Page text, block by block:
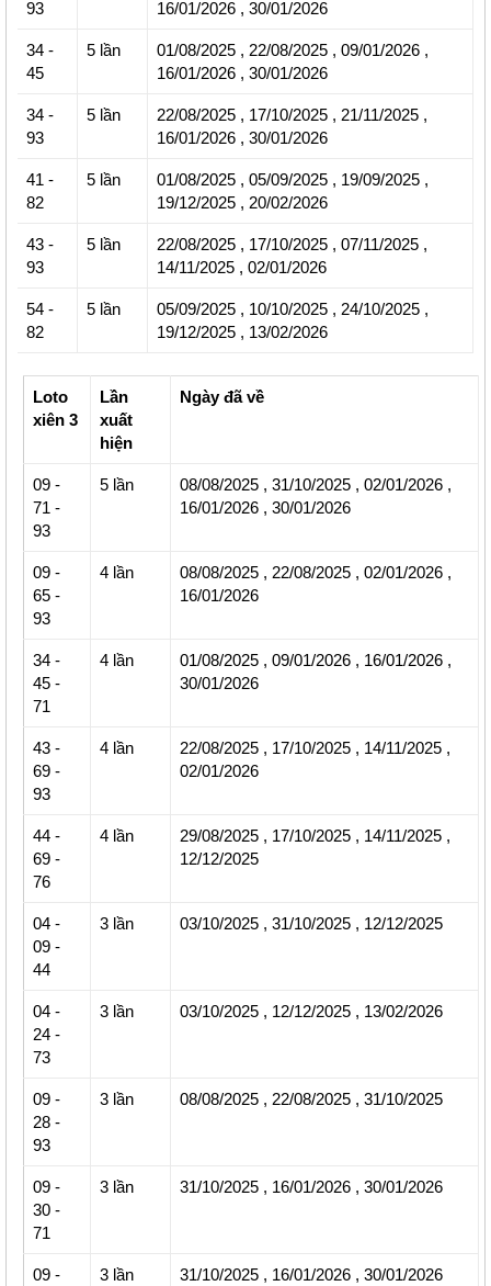
93 16/01/2026 , 30/01/2026
34 -
45
5 lần 01/08/2025 , 22/08/2025 , 09/01/2026 ,
16/01/2026 , 30/01/2026
34 -
93
5 lần 22/08/2025 , 17/10/2025 , 21/11/2025 ,
16/01/2026 , 30/01/2026
41 -
82
5 lần 01/08/2025 , 05/09/2025 , 19/09/2025 ,
19/12/2025 , 20/02/2026
43 -
93
5 lần 22/08/2025 , 17/10/2025 , 07/11/2025 ,
14/11/2025 , 02/01/2026
54 -
82
5 lần 05/09/2025 , 10/10/2025 , 24/10/2025 ,
19/12/2025 , 13/02/2026
Loto
xiên 3
Lần
xuất
hiện
Ngày đã về
09 -
71 -
93
5 lần 08/08/2025 , 31/10/2025 , 02/01/2026 ,
16/01/2026 , 30/01/2026
09 -
65 -
93
4 lần 08/08/2025 , 22/08/2025 , 02/01/2026 ,
16/01/2026
34 -
45 -
71
4 lần 01/08/2025 , 09/01/2026 , 16/01/2026 ,
30/01/2026
43 -
69 -
93
4 lần 22/08/2025 , 17/10/2025 , 14/11/2025 ,
02/01/2026
44 -
69 -
76
4 lần 29/08/2025 , 17/10/2025 , 14/11/2025 ,
12/12/2025
04 -
09 -
44
3 lần 03/10/2025 , 31/10/2025 , 12/12/2025
04 -
24 -
73
3 lần 03/10/2025 , 12/12/2025 , 13/02/2026
09 -
28 -
93
3 lần 08/08/2025 , 22/08/2025 , 31/10/2025
09 -
30 -
71
3 lần 31/10/2025 , 16/01/2026 , 30/01/2026
09 -
3 lần 31/10/2025 , 16/01/2026 , 30/01/2026